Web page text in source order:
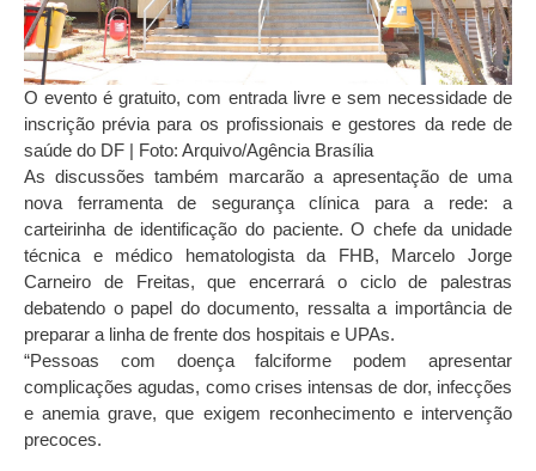
O evento é gratuito, com entrada livre e sem necessidade de
inscrição prévia para os profissionais e gestores da rede de
saúde do DF | Foto: Arquivo/Agência Brasília
As discussões também marcarão a apresentação de uma
nova ferramenta de segurança clínica para a rede: a
carteirinha de identificação do paciente. O chefe da unidade
técnica e médico hematologista da FHB, Marcelo Jorge
Carneiro de Freitas, que encerrará o ciclo de palestras
debatendo o papel do documento, ressalta a importância de
preparar a linha de frente dos hospitais e UPAs.
“Pessoas com doença falciforme podem apresentar
complicações agudas, como crises intensas de dor, infecções
e anemia grave, que exigem reconhecimento e intervenção
precoces.